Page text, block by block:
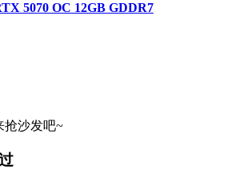
5070 OC 12GB GDDR7
抢沙发吧~